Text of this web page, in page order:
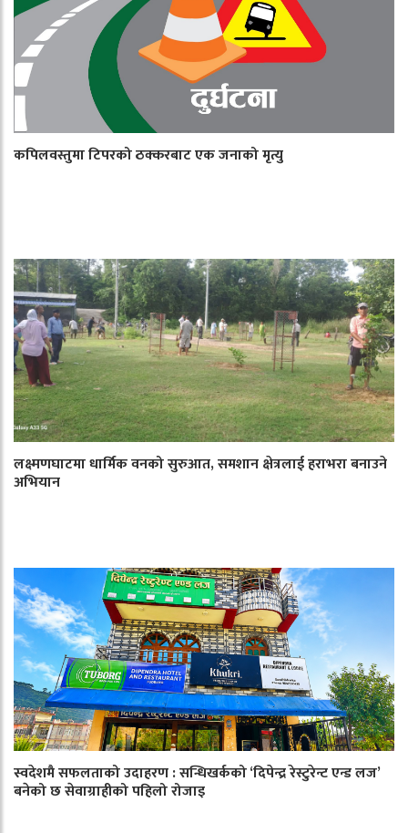
कपिलवस्तुमा टिपरको ठक्करबाट एक जनाको मृत्यु
लक्ष्मणघाटमा धार्मिक वनको सुरुआत, समशान क्षेत्रलाई हराभरा बनाउने
अभियान
स्वदेशमै सफलताको उदाहरण : सन्धिखर्कको ‘दिपेन्द्र रेस्टुरेन्ट एन्ड लज’
बनेको छ सेवाग्राहीको पहिलो रोजाइ